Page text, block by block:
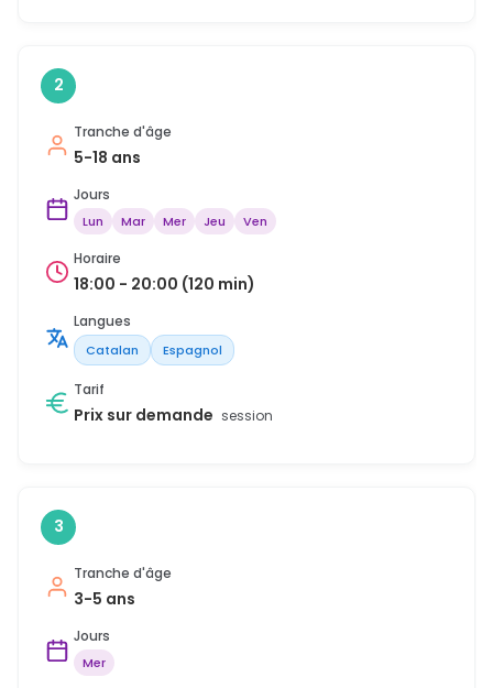
2
Tranche d'âge
5-18 ans
Jours
Lun Mar Mer Jeu Ven
Horaire
18:00 - 20:00 (120 min)
Langues
Catalan Espagnol
Tarif
Prix sur demande session
3
Tranche d'âge
3-5 ans
Jours
Mer